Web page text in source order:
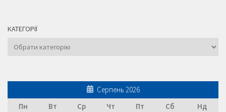
КАТЕГОРІЇ
Категорії
Серпень 2026
Пн
Вт Ср Чт Пт Сб
Нд